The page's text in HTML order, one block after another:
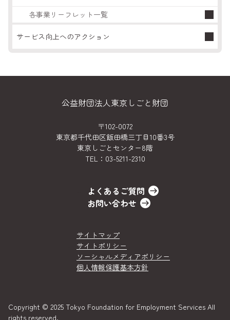
各事業リーフレット一覧
サービス向上へのアクション
公益財団法人東京しごと財団
〒102-0072
東京都千代田区飯田橋三丁目10番3号
東京しごとセンター8階
TEL： 03-5211-2310
よくあるご質問
お問い合わせ
サイトマップ
サイトポリシー
ソーシャルメディアポリシー
個人情報保護基本方針
Copyright © 2025 Tokyo Foundation for Employment Services All
rights reserved.